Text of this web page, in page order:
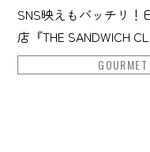
SNS映えもバッチリ！
店『THE SANDWICH
GOURMET